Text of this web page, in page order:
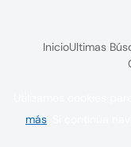
InicioUltimas
más . Si continúa